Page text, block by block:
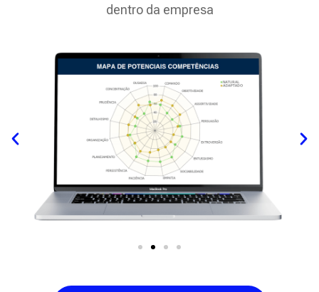
dentro da empresa